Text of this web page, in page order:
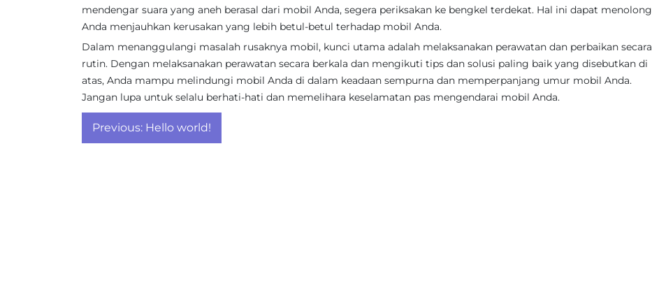
mendengar suara yang aneh berasal dari mobil Anda, segera periksakan ke bengkel terdekat. Hal ini dapat menolong
Anda menjauhkan kerusakan yang lebih betul-betul terhadap mobil Anda.
Dalam menanggulangi masalah rusaknya mobil, kunci utama adalah melaksanakan perawatan dan perbaikan secara
rutin. Dengan melaksanakan perawatan secara berkala dan mengikuti tips dan solusi paling baik yang disebutkan di
atas, Anda mampu melindungi mobil Anda di dalam keadaan sempurna dan memperpanjang umur mobil Anda.
Jangan lupa untuk selalu berhati-hati dan memelihara keselamatan pas mengendarai mobil Anda.
Post
navigation
Previous: Hello world!